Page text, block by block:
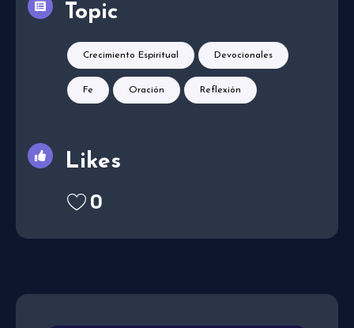
Topic
Crecimiento Espiritual Devocionales
Fe Oración Reflexión
Likes
0